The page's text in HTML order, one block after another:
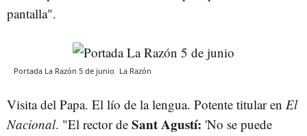
pantalla".
Portada La Razón 5 de junio La Razón
Visita del Papa. El lío de la lengua. Potente titular en El
Nacional. "El rector de Sant Agustí: 'No se puede